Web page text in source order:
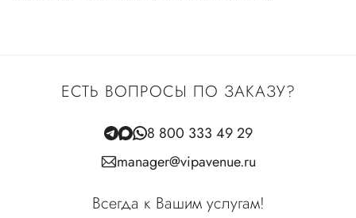
ЕСТЬ ВОПРОСЫ ПО ЗАКАЗУ?
8 800 333 49 29
manager@vipavenue.ru
Всегда к Вашим услугам!